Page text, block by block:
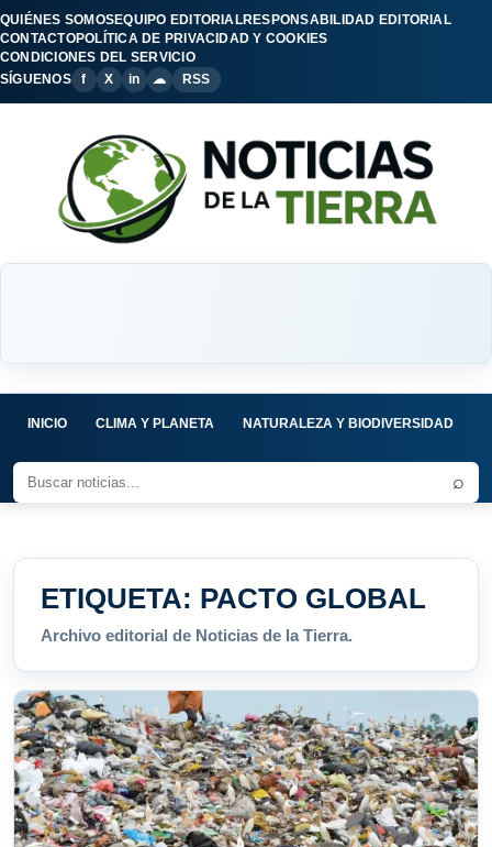
QUIÉNES SOMOSEQUIPO EDITORIALRESPONSABILIDAD EDITORIAL
CONTACTOPOLÍTICA DE PRIVACIDAD Y COOKIES
CONDICIONES DEL SERVICIO
SÍGUENOS
f X in ☁ RSS
INICIO CLIMA Y PLANETA NATURALEZA Y BIODIVERSIDAD
⌕
ETIQUETA: PACTO GLOBAL
Archivo editorial de Noticias de la Tierra.